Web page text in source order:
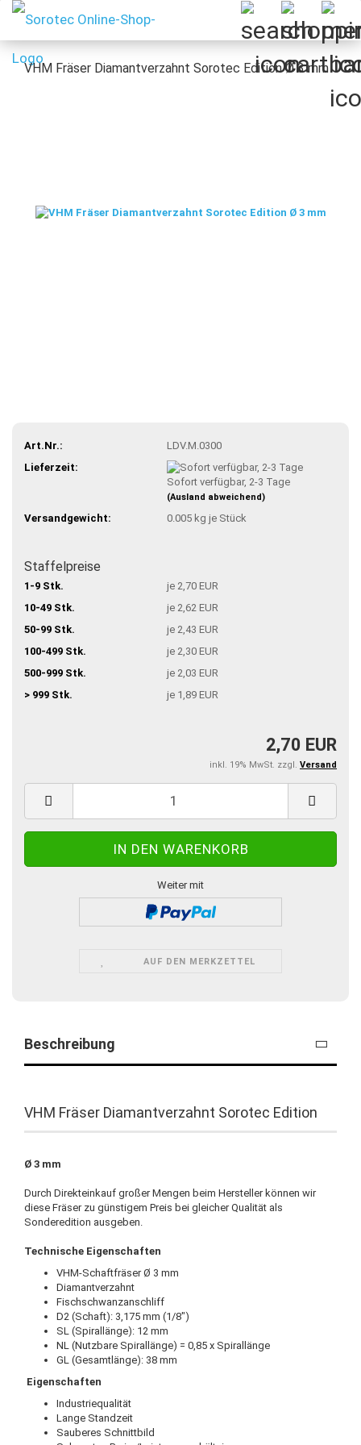
VHM Fräser Diamantverzahnt Sorotec Edition Ø 3 mm
Art.Nr.:
LDV.M.0300
Lieferzeit:
Sofort verfügbar, 2-3 Tage
(Ausland abweichend)
Versandgewicht: 0.005kg je Stück
Staffelpreise
1-9 Stk.
je 2,70 EUR
10-49 Stk.
je 2,62 EUR
50-99 Stk.
je 2,43 EUR
100-499 Stk.
je 2,30 EUR
500-999 Stk.
je 2,03 EUR
> 999 Stk.
je 1,89 EUR
2,70 EUR
inkl. 19% MwSt. zzgl. Versand
Weiter mit
AUF DEN MERKZETTEL
Beschreibung
VHM Fräser Diamantverzahnt Sorotec Edition
Ø 3 mm
Durch Direkteinkauf großer Mengen beim Hersteller können wir
diese Fräser zu günstigem Preis bei gleicher Qualität als
Sonderedition ausgeben.
Technische Eigenschaften
VHM-Schaftfräser Ø 3 mm
Diamantverzahnt
Fischschwanzanschliff
D2 (Schaft): 3,175 mm (1/8")
SL (Spirallänge): 12 mm
NL (Nutzbare Spirallänge) = 0,85 x Spirallänge
GL (Gesamtlänge): 38 mm
Eigenschaften
Industriequalität
Lange Standzeit
Sauberes Schnittbild